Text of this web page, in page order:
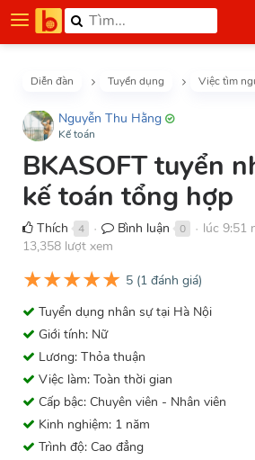
Diễn đàn Tuyển dụng Việc tìm
Nguyễn Thu Hằng
Kế toán
BKASOFT tuyển
kế toán tổng hợp
Thích 4 ● Bình luận 0 ● lúc 9:51
13,358 lượt xem
★★★★★ 5 (1 đánh giá)
Tuyển dụng nhân sự tại Hà Nội
Giới tính: Nữ
Lương: Thỏa thuận
Việc làm: Toàn thời gian
Cấp bậc: Chuyên viên - Nhân viên
Kinh nghiệm: 1 năm
Trình độ: Cao đẳng